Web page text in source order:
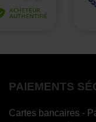
PAIEMENTS
Cartes bancaires -